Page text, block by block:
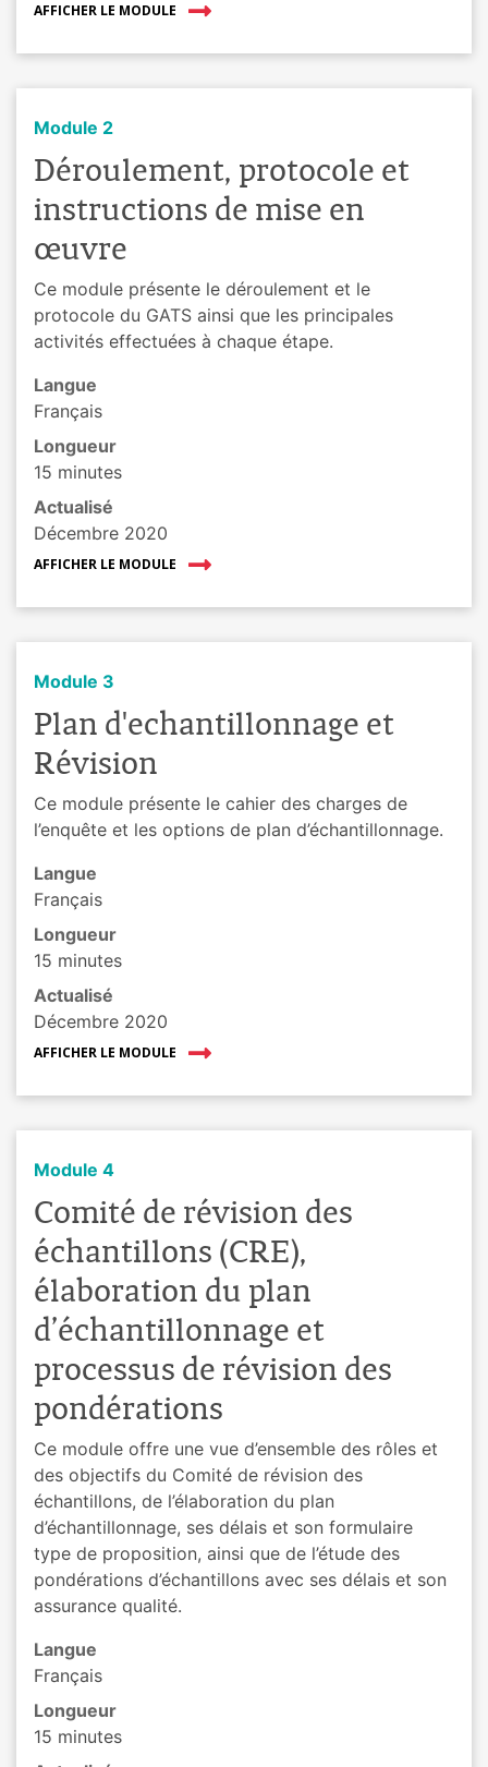
AFFICHER LE MODULE
Module 2
Déroulement, protocole et
instructions de mise en
œuvre
Ce module présente le déroulement et le
protocole du GATS ainsi que les principales
activités effectuées à chaque étape.
Langue
Français
Longueur
15 minutes
Actualisé
Décembre 2020
AFFICHER LE MODULE
Module 3
Plan d'echantillonnage et
Révision
Ce module présente le cahier des charges de
l’enquête et les options de plan d’échantillonnage.
Langue
Français
Longueur
15 minutes
Actualisé
Décembre 2020
AFFICHER LE MODULE
Module 4
Comité de révision des
échantillons (CRE),
élaboration du plan
d’échantillonnage et
processus de révision des
pondérations
Ce module offre une vue d’ensemble des rôles et
des objectifs du Comité de révision des
échantillons, de l’élaboration du plan
d’échantillonnage, ses délais et son formulaire
type de proposition, ainsi que de l’étude des
pondérations d’échantillons avec ses délais et son
assurance qualité.
Langue
Français
Longueur
15 minutes